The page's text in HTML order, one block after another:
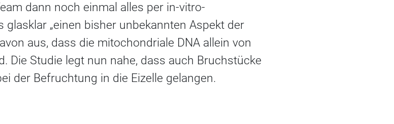
dann noch einmal alles per in-vitro-
glasklar „einen bisher unbekannten Aspekt der
aus, dass die mitochondriale DNA allein von
Die Studie legt nun nahe, dass auch Bruchstücke
der Befruchtung in die Eizelle gelangen.